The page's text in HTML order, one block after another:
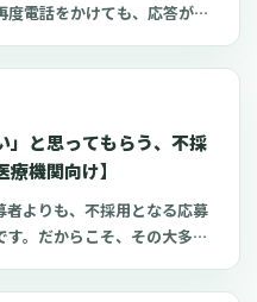
電話をかけても、応答がな
用の現場では、応募者から
いことではありません。厚
む「保健師、助産師、看護
で推移しており、これは全職
まり、一人の看護師さんに
す。このような状況で、合
しまうと、その間に応募者
う可能性が高まります。実
」と思ってもらう、不採
機関向け】
よりも、不採用となる応募
。だからこそ、その大多数
看護師の採用に携わる院